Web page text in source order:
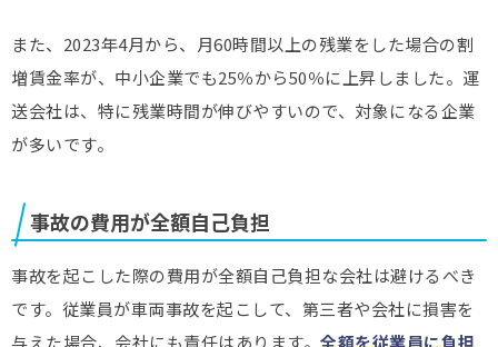
また、2023年4月から、月60時間以上の残業をした場合の割
増賃金率が、中小企業でも25％から50％に上昇しました。運
送会社は、特に残業時間が伸びやすいので、対象になる企業
が多いです。
事故の費用が全額自己負担
事故を起こした際の費用が全額自己負担な会社は避けるべき
です。従業員が車両事故を起こして、第三者や会社に損害を
与えた場合、会社にも責任はあります。 全額を従業員に負担